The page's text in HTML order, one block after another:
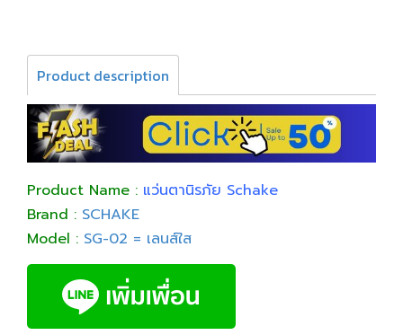
Product description
Product Name : แว่นตานิรภัย Schake
Brand : SCHAKE
Model : SG-02 = เลนส์ใส